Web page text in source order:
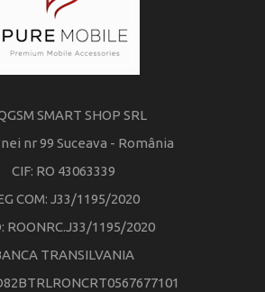
SMART SHOP SRL
nr 99 Suceava - România
CIF: RO 43063339
COM: J33/1195/2020
ROONRC.J33/1195/2020
TRANSILVANIA